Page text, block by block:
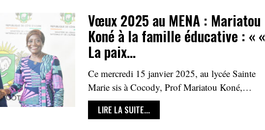
Vœux 2025 au MENA : Mariatou
Koné à la famille éducative : « «
La paix…
Ce mercredi 15 janvier 2025, au lycée Sainte
Marie sis à Cocody, Prof Mariatou Koné,…
LIRE LA SUITE...